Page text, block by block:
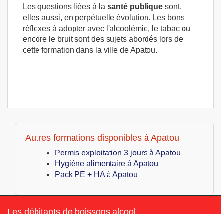
Les questions liées à la santé publique sont,
elles aussi, en perpétuelle évolution. Les bons
réflexes à adopter avec l'alcoolémie, le tabac ou
encore le bruit sont des sujets abordés lors de
cette formation dans la ville de Apatou.
Autres formations disponibles à Apatou
Permis exploitation 3 jours à Apatou
Hygiène alimentaire à Apatou
Pack PE + HA à Apatou
Les débitants de boissons alcool